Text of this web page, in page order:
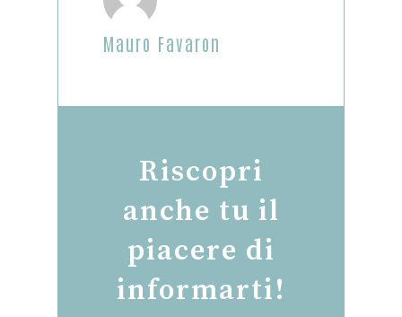
Mauro Favaron
Riscopri
anche tu il
piacere di
informarti!